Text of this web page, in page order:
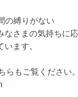
の縛りがない
なさまの気持ちに
ます。
らもご覧ください。